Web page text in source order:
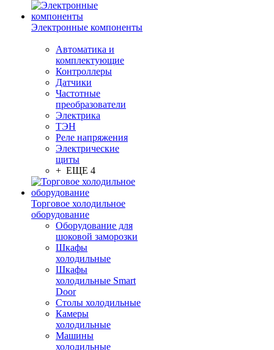
Электронные компоненты
Автоматика и
комплектующие
Контроллеры
Датчики
Частотные
преобразователи
Электрика
ТЭН
Реле напряжения
Электрические
щиты
+ ЕЩЕ 4
Торговое холодильное
оборудование
Оборудование для
шоковой заморозки
Шкафы
холодильные
Шкафы
холодильные Smart
Door
Столы холодильные
Камеры
холодильные
Машины
холодильные